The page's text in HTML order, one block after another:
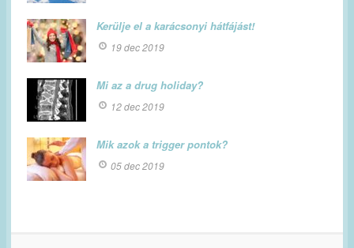
Kerülje el a karácsonyi hátfájást!
19 dec 2019
Mi az a drug holiday?
12 dec 2019
Mik azok a trigger pontok?
05 dec 2019